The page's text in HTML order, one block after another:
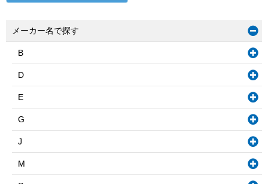
メーカー名で探す
B
D
E
G
J
M